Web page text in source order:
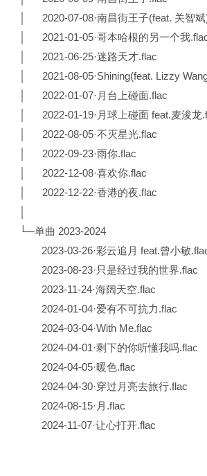
│ 2020-07-08·南昌街王子(feat. 关智斌
│ 2021-01-05·哥本哈根的另一个我
│ 2021-06-25·迷路天才.flac
│ 2021-08-05·Shining(feat. Lizzy
│ 2022-01-07·月台上碰面.flac
│ 2022-01-19·月球上碰面 feat.麦浚龙
│ 2022-08-05·不灭星光.flac
│ 2022-09-23·雨你.flac
│ 2022-12-08·喜欢你.flac
│ 2022-12-22·香港的夜.flac
└─单曲 2023-2024
2023-03-26·彩云追月 feat.曾小敏
2023-08-23·只是经过我的世界.flac
2023-11-24·海阔天空.flac
2024-01-04·爱有不可抗力.flac
2024-03-04·With Me.flac
2024-04-01·剩下的你听懂我吗.flac
2024-04-05·暖色.flac
2024-04-30·穿过月亮去旅行.flac
2024-08-15·月.flac
2024-11-07·让心打开.flac